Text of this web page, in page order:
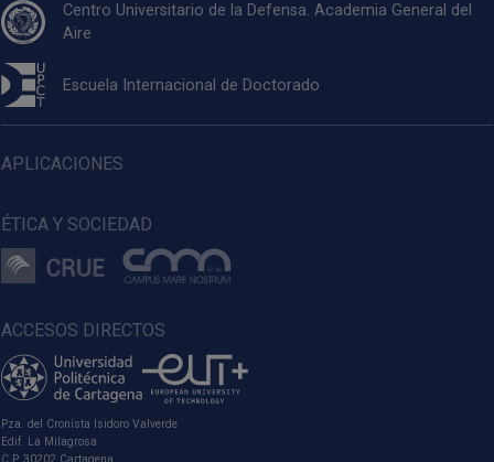
ACCESOS DIRECTOS
Pza. del Cronista Isidoro Valverde
Edif. La Milagrosa
C.P. 30202 Cartagena
APLICACIONES
ÉTICA Y SOCIEDAD
Centro Universitario de la Defensa. Academia General del
Aire
Escuela Internacional de Doctorado